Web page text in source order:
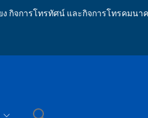
ง กิจการโทรทัศน์ และกิจการโทรคมนา